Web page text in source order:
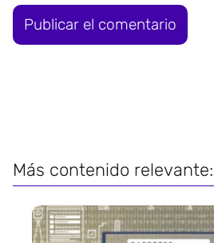
Más contenido relevante: